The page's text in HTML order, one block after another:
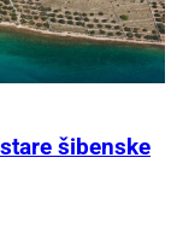
šibenske